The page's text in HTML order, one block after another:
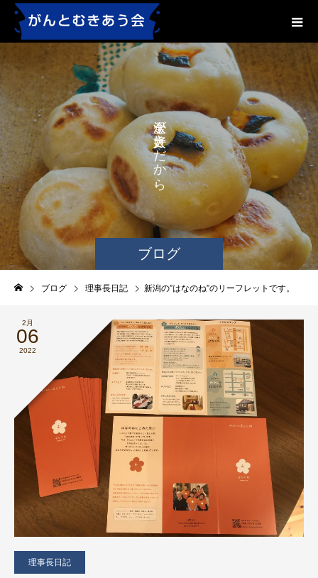
ブログ
が
き
だ
か
ら
、
が
ブログ 理事長日記 新潟の”はなのね”のリーフレットです。
2月
06
2022
理事長日記